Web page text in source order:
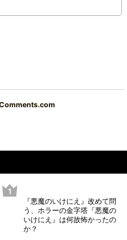
『悪魔のいけにえ』改めて問
う、ホラーの金字塔『悪魔の
いけにえ』は何故怖かったの
か？